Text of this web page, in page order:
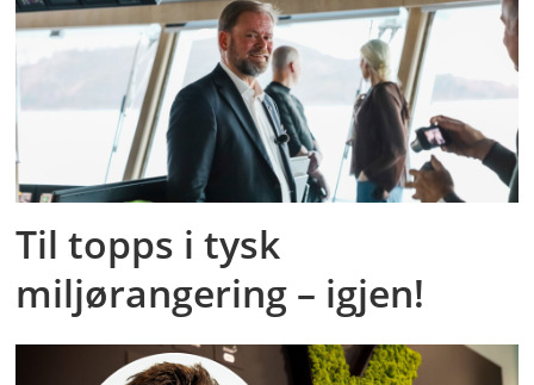
Til topps i tysk
miljørangering – igjen!